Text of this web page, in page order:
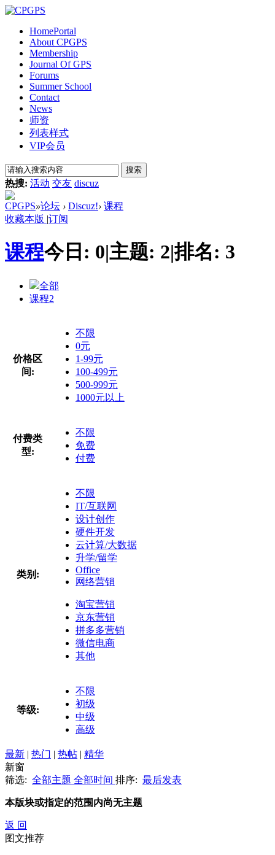
HomePortal
About CPGPS
Membership
Journal Of GPS
Forums
Summer School
Contact
News
师资
列表样式
VIP会员
搜索
热搜: 活动 交友 discuz
CPGPS»论坛 › Discuz!› 课程
收藏本版 |订阅
课程今日: 0|主题: 2|排名: 3
全部
课程2
价格区
间:
不限
0元
1-99元
100-499元
500-999元
1000元以上
付费类
型:
不限
免费
付费
类别:
不限
IT/互联网
设计创作
硬件开发
云计算/大数据
升学/留学
Office
网络营销
淘宝营销
京东营销
拼多多营销
微信电商
其他
等级:
不限
初级
中级
高级
最新 | 热门 | 热帖 | 精华
新窗
筛选: 全部主题 全部时间 排序: 最后发表
本版块或指定的范围内尚无主题
返 回
图文推荐